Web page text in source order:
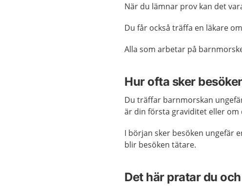
När du lämnar prov kan det
Du får också träffa en läkare
Alla som arbetar på
Hur ofta sker
Du träffar barnmorskan
är din första graviditet eller
I början sker besöken ungefär
blir besöken tätare.
Det här pratar du